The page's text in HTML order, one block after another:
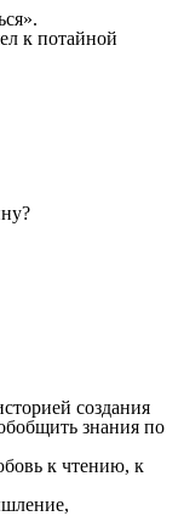
к потайной
создания
знания по
к чтению, к